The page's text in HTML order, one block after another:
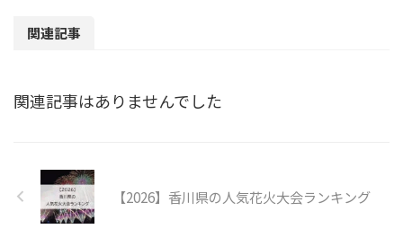
関連記事
関連記事はありませんでした
【2026】香川県の人気花火大会ランキング